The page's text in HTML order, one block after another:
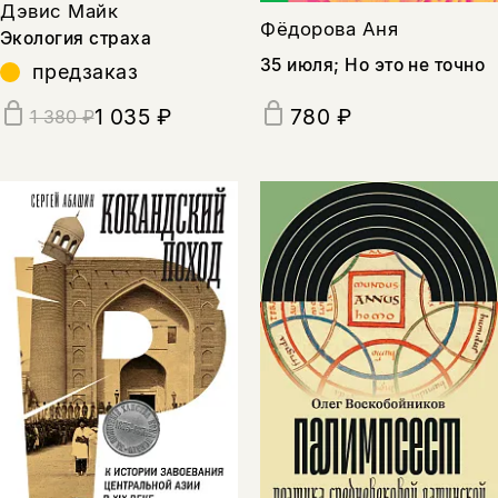
Дэвис Майк
Экология страха
предзаказ
1 380 ₽1 035 ₽
Фёдорова Аня
35 июля; Но это не точно
780 ₽